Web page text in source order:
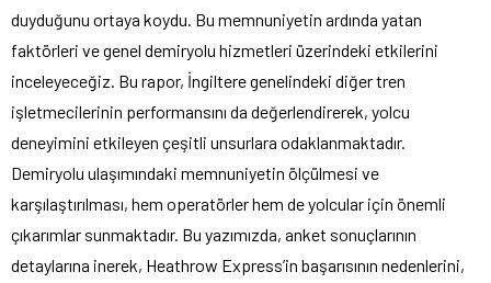
duyduğunu ortaya koydu. Bu memnuniyetin ardında yatan
faktörleri ve genel demiryolu hizmetleri üzerindeki etkilerini
inceleyeceğiz. Bu rapor, İngiltere genelindeki diğer tren
işletmecilerinin performansını da değerlendirerek, yolcu
deneyimini etkileyen çeşitli unsurlara odaklanmaktadır.
Demiryolu ulaşımındaki memnuniyetin ölçülmesi ve
karşılaştırılması, hem operatörler hem de yolcular için önemli
çıkarımlar sunmaktadır. Bu yazımızda, anket sonuçlarının
detaylarına inerek, Heathrow Express’in başarısının nedenlerini,